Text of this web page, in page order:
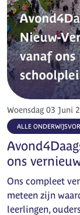
Woensdag 03 Juni
ALLE
ons
Ons compleet
meteen zijn
leerlingen,